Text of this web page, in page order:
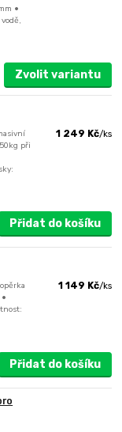
•
Zvolit variantu
při
1 249 Kč/ks
Přidat do košíku
1 149 Kč/ks
Přidat do košíku